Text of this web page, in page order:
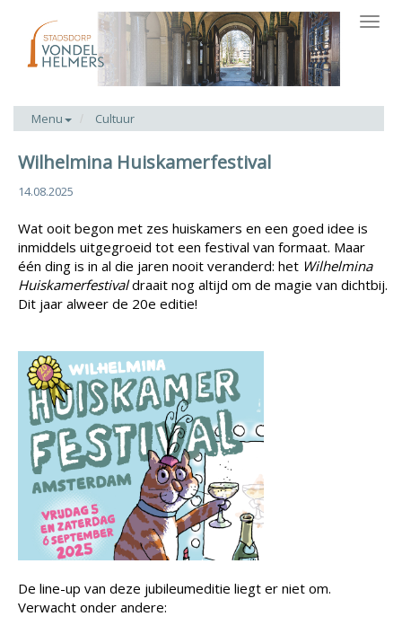
Menu Cultuur
Wilhelmina Huiskamerfestival
14.08.2025
Wat ooit begon met zes huiskamers en een goed idee is
inmiddels uitgegroeid tot een festival van formaat. Maar
één ding is in al die jaren nooit veranderd: het Wilhelmina
Huiskamerfestivaldraait nog altijd om de magie van dichtbij.
Dit jaar alweer de 20e editie!
De line-up van deze jubileumeditie liegt er niet om.
Verwacht onder andere: